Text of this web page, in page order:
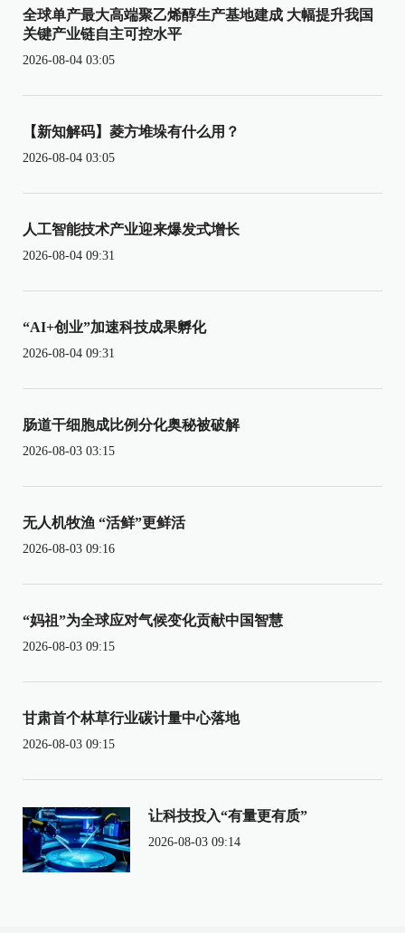
全球单产最大高端聚乙烯醇生产基地建成 大幅提升我国
关键产业链自主可控水平
2026-08-04 03:05
【新知解码】菱方堆垛有什么用？
2026-08-04 03:05
人工智能技术产业迎来爆发式增长
2026-08-04 09:31
“AI+创业”加速科技成果孵化
2026-08-04 09:31
肠道干细胞成比例分化奥秘被破解
2026-08-03 03:15
无人机牧渔 “活鲜”更鲜活
2026-08-03 09:16
“妈祖”为全球应对气候变化贡献中国智慧
2026-08-03 09:15
甘肃首个林草行业碳计量中心落地
2026-08-03 09:15
让科技投入“有量更有质”
2026-08-03 09:14